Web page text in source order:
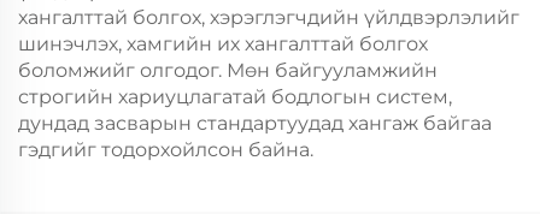
хангалттай болгох, хэрэглэгчдийн үйлдвэрлэлийг
шинэчлэх, хамгийн их хангалттай болгох
боломжийг олгодог. Мөн байгууламжийн
строгийн хариуцлагатай бодлогын систем,
дундад засварын стандартуудад хангаж байгаа
гэдгийг тодорхойлсон байна.